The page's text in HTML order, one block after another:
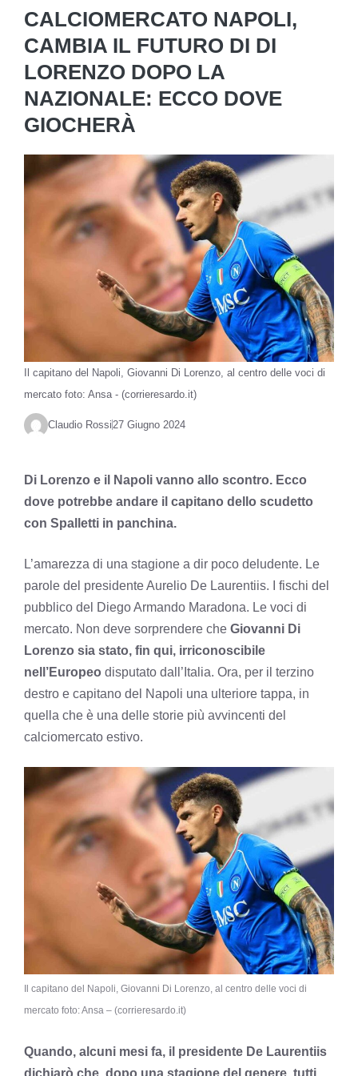
CALCIOMERCATO NAPOLI,
CAMBIA IL FUTURO DI DI
LORENZO DOPO LA
NAZIONALE: ECCO DOVE
GIOCHERÀ
Il capitano del Napoli, Giovanni Di Lorenzo, al centro delle voci di
mercato foto: Ansa - (corrieresardo.it)
Claudio Rossi27 Giugno 2024
Di Lorenzo e il Napoli vanno allo scontro. Ecco
dove potrebbe andare il capitano dello scudetto
con Spalletti in panchina.
L’amarezza di una stagione a dir poco deludente. Le
parole del presidente Aurelio De Laurentiis. I fischi del
pubblico del Diego Armando Maradona. Le voci di
mercato. Non deve sorprendere che Giovanni Di
Lorenzo sia stato, fin qui, irriconoscibile
nell’Europeo disputato dall’Italia. Ora, per il terzino
destro e capitano del Napoli una ulteriore tappa, in
quella che è una delle storie più avvincenti del
calciomercato estivo.
Il capitano del Napoli, Giovanni Di Lorenzo, al centro delle voci di
mercato foto: Ansa – (corrieresardo.it)
Quando, alcuni mesi fa, il presidente De Laurentiis
dichiarò che, dopo una stagione del genere, tutti